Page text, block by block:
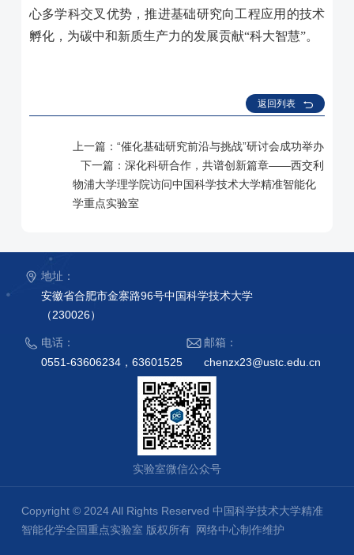
心多学科交叉优势，推进基础研究向工程应用的技术
孵化，为碳中和新质生产力的发展贡献“科大智慧”。
返回列表
上一篇： “催化基础研究前沿与挑战”研讨会成功举办
下一篇： 深化科研合作，共谱创新篇章——西交利
物浦大学理学院访问中国科学技术大学精准智能化
学重点实验室
地址：
安徽省合肥市金寨路96号中国科学技术大学
（230026）
电话：
0551-63606234，63601525
邮箱：
chenzx23@ustc.edu.cn
实验室微信公众号
Copyright © 2024 All Rights Reserved 中国科学技术大学精准
智能化学全国重点实验室 版权所有 网络中心制作维护